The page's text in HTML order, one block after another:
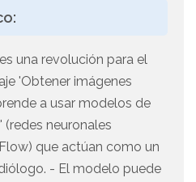
una revolución para el
'Obtener imágenes
a usar modelos de
neuronales
que actúan como un
- El modelo puede